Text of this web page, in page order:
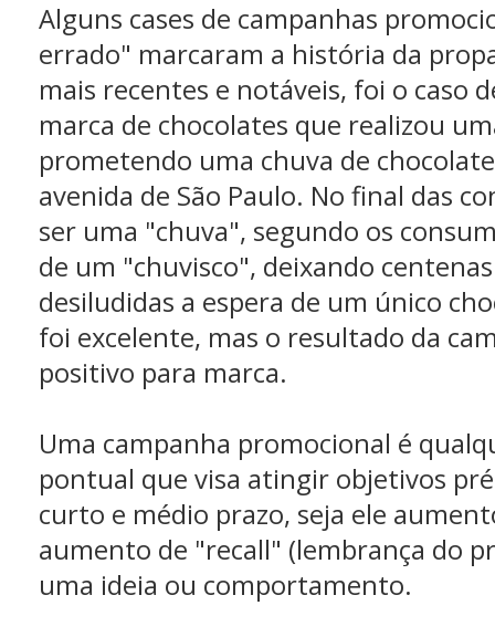
Alguns cases de campanhas
errado" marcaram a história da
mais recentes e notáveis, foi o caso
marca de chocolates que realizou
prometendo uma chuva de
avenida de São Paulo. No final das
ser uma "chuva", segundo os
de um "chuvisco", deixando
desiludidas a espera de um único
foi excelente, mas o resultado da
positivo para marca.
Uma campanha promocional é
pontual que visa atingir objetivos
curto e médio prazo, seja ele
aumento de "recall" (lembrança do
uma ideia ou comportamento.